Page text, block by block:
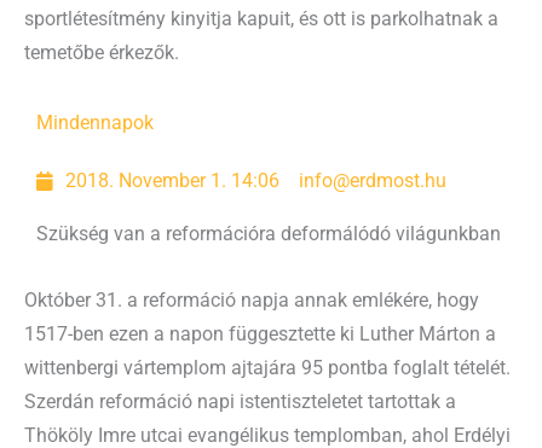
sportlétesítmény kinyitja kapuit, és ott is parkolhatnak a
temetőbe érkezők.
Mindennapok
2018. November 1. 14:06 info@erdmost.hu
Szükség van a reformációra deformálódó világunkban
Október 31. a reformáció napja annak emlékére, hogy
1517-ben ezen a napon függesztette ki Luther Márton a
wittenbergi vártemplom ajtajára 95 pontba foglalt tételét.
Szerdán reformáció napi istentiszteletet tartottak a
Thököly Imre utcai evangélikus templomban, ahol Erdélyi